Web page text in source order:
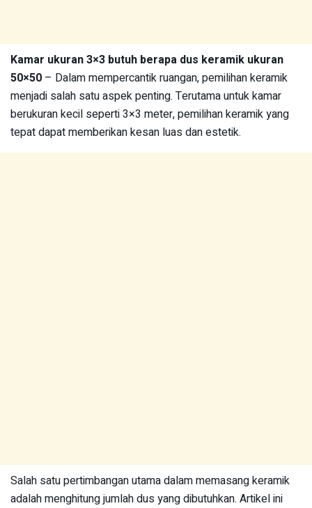
Kamar ukuran 3×3 butuh berapa dus keramik ukuran
50×50 – Dalam mempercantik ruangan, pemilihan keramik
menjadi salah satu aspek penting. Terutama untuk kamar
berukuran kecil seperti 3×3 meter, pemilihan keramik yang
tepat dapat memberikan kesan luas dan estetik.
Salah satu pertimbangan utama dalam memasang keramik
adalah menghitung jumlah dus yang dibutuhkan. Artikel ini